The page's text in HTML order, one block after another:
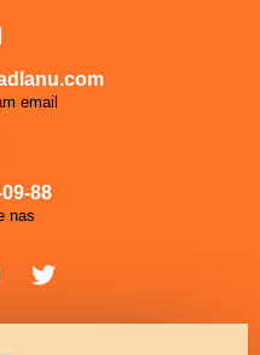
email
88
nas